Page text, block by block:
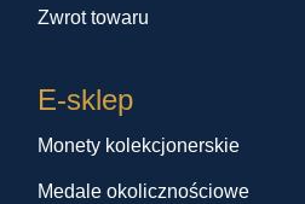
Zwrot towaru
E-sklep
Monety kolekcjonerskie
Medale okolicznościowe